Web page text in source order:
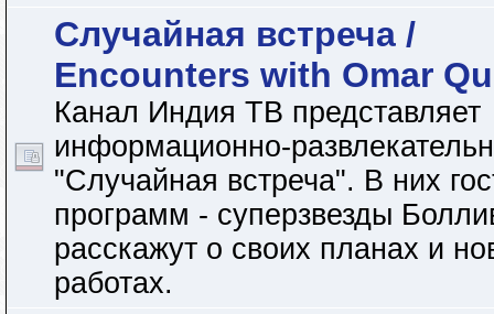
Случайная встреча /
Encounters with Omar
Канал Индия ТВ представляет
информационно-
"Случайная встреча". В них
программ - суперзвезды
расскажут о своих планах и
работах.